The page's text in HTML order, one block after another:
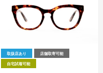
取扱店あり 店舗取寄可能
自宅試着可能